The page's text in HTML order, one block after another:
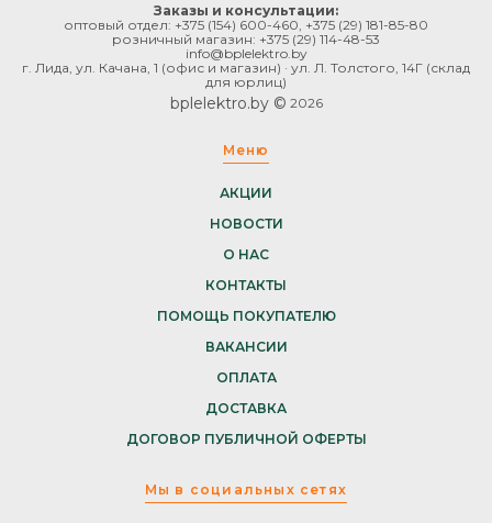
Заказы и консультации:
оптовый отдел: +375 (154) 600-460 +375 (29) 181-85-80
розничный магазин: +375 (29) 114-48-53
info@bplelektro.by
г. Лида, ул. Качана, 1 (офис и магазин) · ул. Л. Толстого, 14Г (склад
для юрлиц)
bplelektro.by © 2026
Меню
АКЦИИ
НОВОСТИ
О НАС
КОНТАКТЫ
ПОМОЩЬ ПОКУПАТЕЛЮ
ВАКАНСИИ
ОПЛАТА
ДОСТАВКА
ДОГОВОР ПУБЛИЧНОЙ ОФЕРТЫ
Мы в социальных сетях